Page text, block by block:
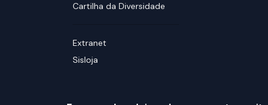
Cartilha da Diversidade
Extranet
Sisloja